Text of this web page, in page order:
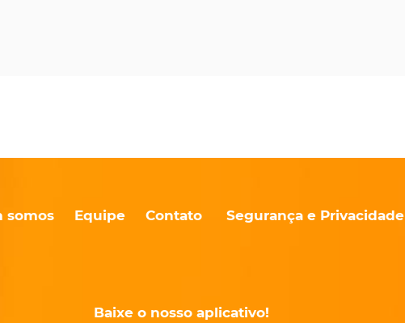
somos Equipe Contato Segurança e Privacidade
Baixe o nosso aplicativo!